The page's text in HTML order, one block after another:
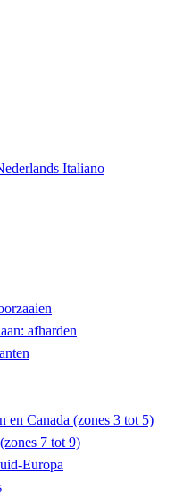
Italiano
afharden
en Canada (zones 3 tot 5)
7 tot 9)
Europa